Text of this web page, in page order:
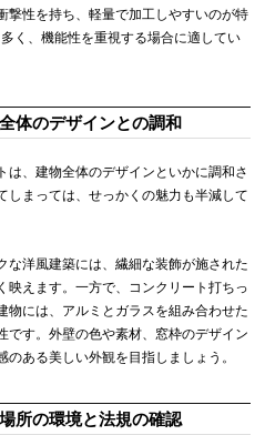
撃性を持ち、軽量で加工しやすいのが特
く、機能性を重視する場合に適してい
体のデザインとの調和
は、建物全体のデザインといかに調和さ
しまっては、せっかくの魅力も半減して
な洋風建築には、繊細な装飾が施された
映えます。一方で、コンクリート打ちっ
物には、アルミとガラスを組み合わせた
です。外壁の色や素材、窓枠のデザイン
ある美しい外観を目指しましょう。
所の環境と法規の確認